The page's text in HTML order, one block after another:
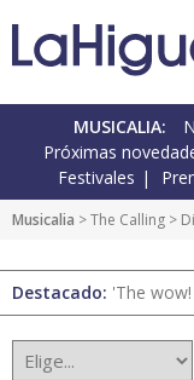
MUSICALIA:
Próximas
Festivales
Musicalia >The Calling >
Destacado: 'The